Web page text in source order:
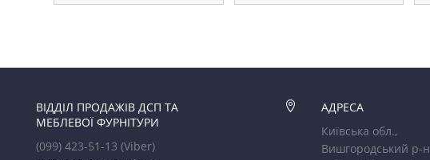
ВІДДІЛ ПРОДАЖІВ ДСП ТА
МЕБЛЕВОЇ ФУРНІТУРИ
(099) 423-51-13(Viber)

АДРЕСА
Київська обл.,
Вишгородський р-н